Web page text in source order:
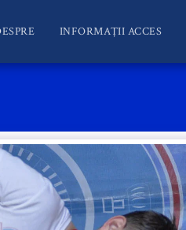
INFORMAȚII ACCES